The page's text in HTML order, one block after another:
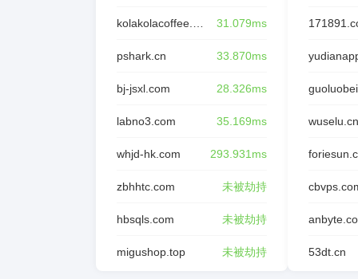
31.079ms
pshark.cn 33.870ms
bj-jsxl.com 28.326ms
labno3.com 35.169ms
whjd-hk.com 293.931ms
zbhhtc.com 未被劫持
hbsqls.com 未被劫持
migushop.top 未被劫持
wuselu.cn
53dt.cn